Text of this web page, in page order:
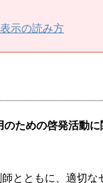
示の読み方
のための啓発活動
とともに、適切